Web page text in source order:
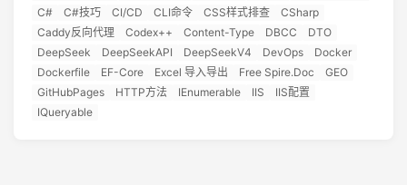
C#
C#技巧 CI/CD CLI命令 CSS样式排查
CSharp
Caddy反向代理
Codex++ Content-Type DBCC
DTO
DeepSeek
DeepSeekAPI DeepSeekV4 DevOps
Docker
Dockerfile
EF-Core Excel 导入导出 Free Spire.Doc
GEO
GitHubPages
HTTP方法 IEnumerable IIS
IIS配置
IQueryable